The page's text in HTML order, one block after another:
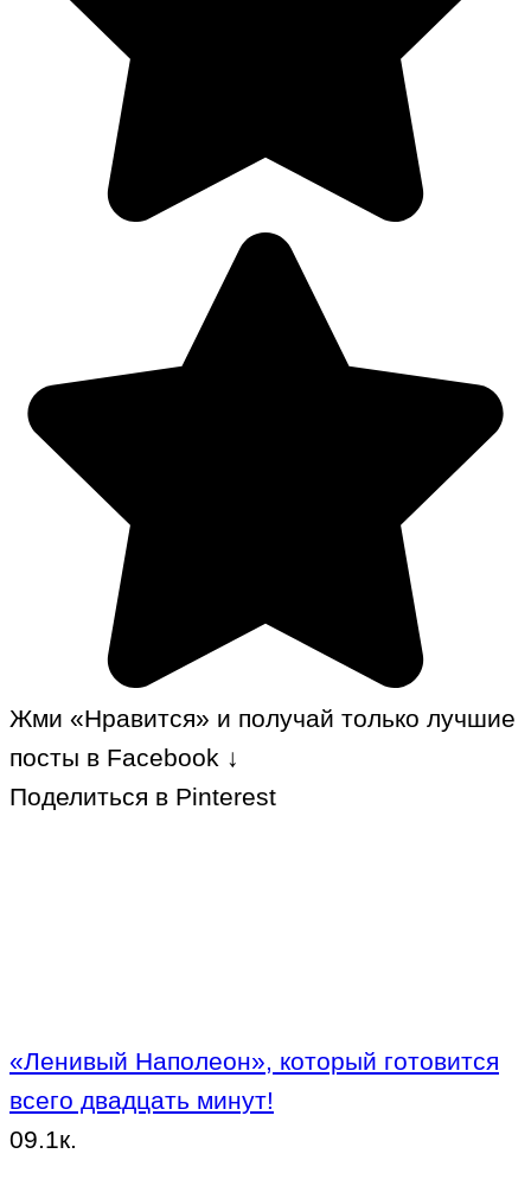
Жми «Нравится» и получай только лучшие
посты в Facebook ↓
Поделиться в Pinterest
«Ленивый Наполеон», который готовится
всего двадцать минут!
09.1к.